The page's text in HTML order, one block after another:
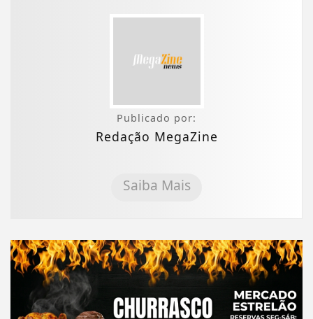
Publicado por:
Redação MegaZine
Saiba Mais